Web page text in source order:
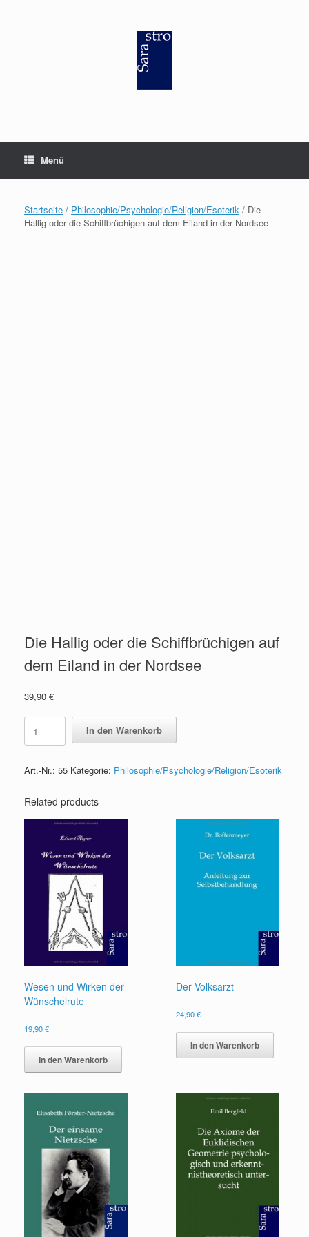
Menü
Startseite / Philosophie/Psychologie/Religion/Esoterik / Die
Hallig oder die Schiffbrüchigen auf dem Eiland in der Nordsee
Die Hallig oder die Schiffbrüchigen auf
dem Eiland in der Nordsee
39,90 €
Die
Hallig
oder
Schiffbrüchigen
dem
Nordsee
quantity
In den Warenkorb
Art.-Nr.: 55 Kategorie: Philosophie/Psychologie/Religion/Esoterik
Related products
Wesen und Wirken der
Wünschelrute
19,90€
In den Warenkorb
Der Volksarzt
24,90€
In den Warenkorb